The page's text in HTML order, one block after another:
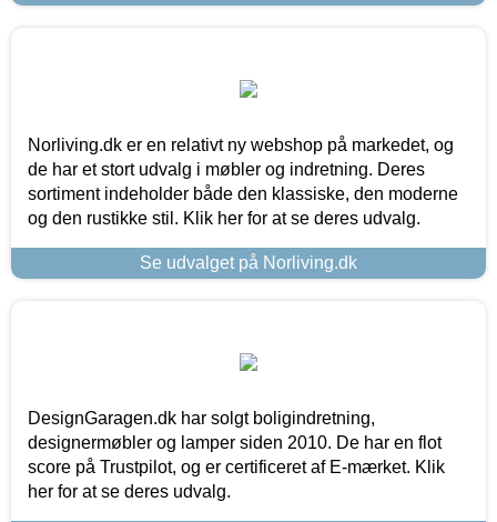
Norliving.dk er en relativt ny webshop på markedet, og
de har et stort udvalg i møbler og indretning. Deres
sortiment indeholder både den klassiske, den moderne
og den rustikke stil. Klik her for at se deres udvalg.
Se udvalget på Norliving.dk
DesignGaragen.dk har solgt boligindretning,
designermøbler og lamper siden 2010. De har en flot
score på Trustpilot, og er certificeret af E-mærket. Klik
her for at se deres udvalg.